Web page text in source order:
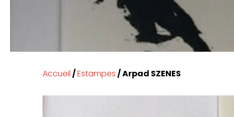
Accueil/Estampes/ Arpad SZENES